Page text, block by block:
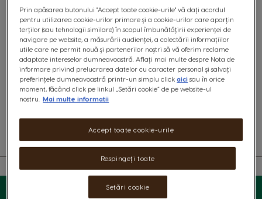
100capsule: x6
capsule
icon
x6
capsule
icon
Un amestec bogat de cafea Starbucks® Blonde Roast din America Latină
și lapte catifelat alături de aroma surprinzătoare a vaniliei de
Madagascar.
Prin apăsarea butonului "Accept toate cookie-urile" vă dați acordul
pentru utilizarea cookie-urilor primare și a cookie-urilor care aparțin
terților (sau tehnologii similare) în scopul îmbunătățirii experienței de
navigare pe website, a măsurării audienței, a colectării informațiilor
utile care ne permit nouă și partenerilor noștri să vă oferim reclame
adaptate intereselor dumneavoastră. Aflați mai multe despre Nota de
informare privind prelucrarea datelor cu caracter personal și salvați
preferințele dumneavoastră printr-un simplu clickaicisau în orice
moment, făcând click pe linkul „Setări cookie” de pe website-ul
nostru.
Mai multe informatii
Respingeți toate
Accept toate cookie-urile
Setări cookie